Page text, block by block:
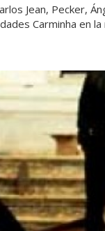
Jean, Pecker,
Carminha en